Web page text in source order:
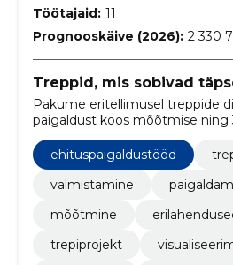
Töötajaid: 11
Prognooskäive (2026): 2 330
Treppid, mis sobivad
Pakume eritellimusel treppide
paigaldust koos mõõtmise ning
Lahendus valmib sinu ruumi
protsessi.
ehituspaigaldustööd
valmistamine
mõõtmine
trepiprojekt